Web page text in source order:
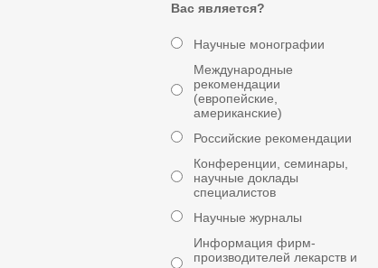
Вас является?
Научные монографии
Международные
рекомендации
(европейские,
американские)
Российские рекомендации
Конференции, семинары,
научные доклады
специалистов
Научные журналы
Информация фирм-
производителей лекарств и